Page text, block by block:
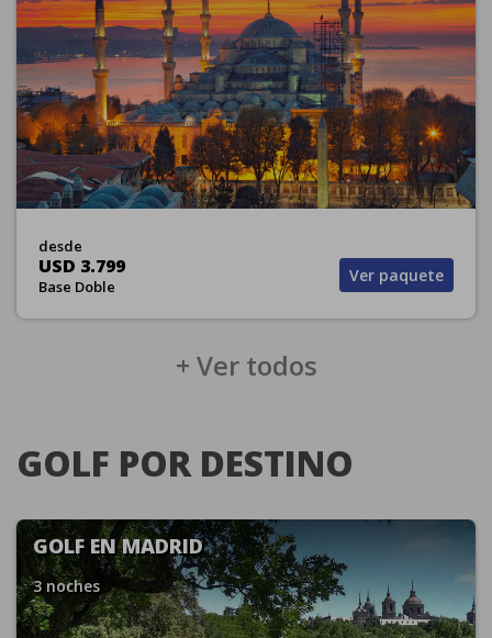
desde
USD 3.799
Base Doble
Ver paquete
+ Ver todos
GOLF POR DESTINO
GOLF EN MADRID
3 noches